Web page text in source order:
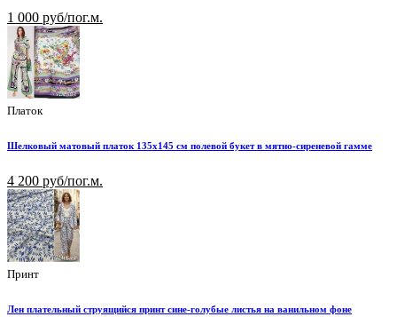
1 000 руб/пог.м.
Платок
Шелковый матовый платок 135х145 см полевой букет в мятно-сиреневой гамме
4 200 руб/пог.м.
Принт
Лен плательный струящийся принт сине-голубые листья на ванильном фоне